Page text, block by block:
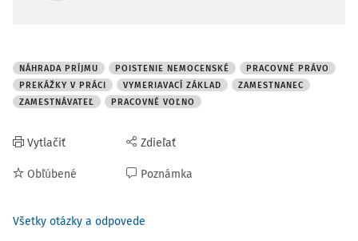
NÁHRADA PRÍJMU POISTENIE NEMOCENSKÉ
PRACOVNÉ PRÁVO
PREKÁŽKY V PRÁCI
VYMERIAVACÍ ZÁKLAD
ZAMESTNANEC
ZAMESTNÁVATEĽ
PRACOVNÉ VOĽNO
Vytlačiť
Obľúbené
Zdieľať
Poznámka
Všetky otázky a odpovede